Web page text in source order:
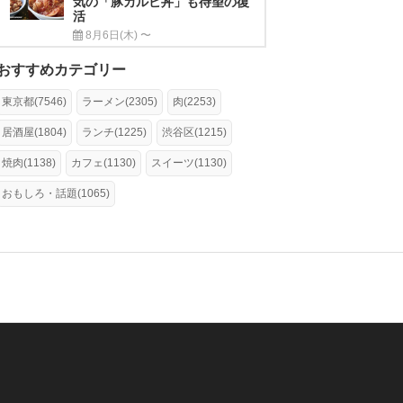
活
8月6日(木) 〜
すすめカテゴリー
東京都(7546) ラーメン(2305) 肉(2253)
居酒屋(1804) ランチ(1225) 渋谷区(1215)
焼肉(1138) カフェ(1130) スイーツ(1130)
おもしろ・話題(1065)